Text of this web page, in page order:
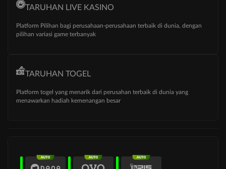
TARUHAN LIVE KASINO
Platform Pilihan bagi perusahaan-perusahaan terbaik di dunia, dengan
pilihan variasi game terbanyak
TARUHAN TOGEL
Platform togel yang menarik dari perusahan terbaik di dunia yang
menawarkan hadiah kemenangan besar